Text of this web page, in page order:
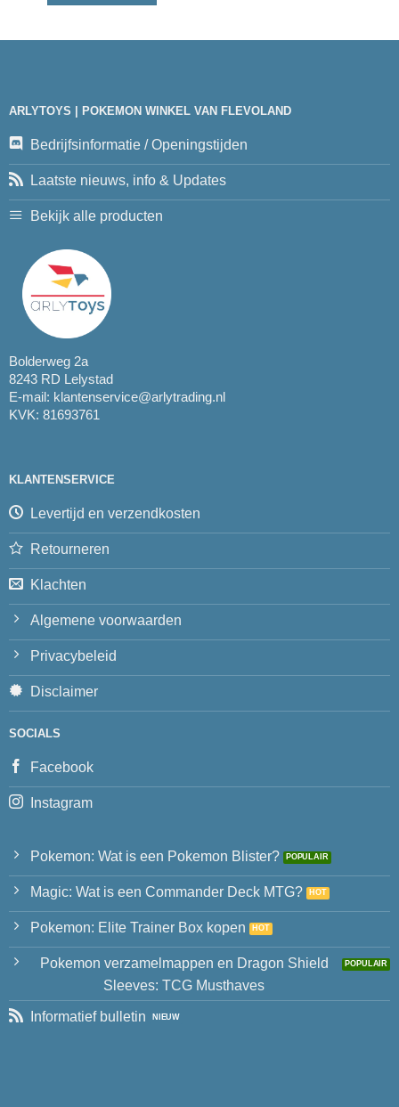
ARLYTOYS | POKEMON WINKEL VAN FLEVOLAND
Bedrijfsinformatie / Openingstijden
Laatste nieuws, info & Updates
Bekijk alle producten
Bolderweg 2a
8243 RD Lelystad
E-mail: klantenservice@arlytrading.nl
KVK: 81693761
KLANTENSERVICE
Levertijd en verzendkosten
Retourneren
Klachten
Algemene voorwaarden
Privacybeleid
Disclaimer
SOCIALS
Facebook
Instagram
Pokemon: Wat is een Pokemon Blister?
Magic: Wat is een Commander Deck MTG?
Pokemon: Elite Trainer Box kopen
Pokemon verzamelmappen en Dragon Shield
Sleeves: TCG Musthaves
Informatief bulletin